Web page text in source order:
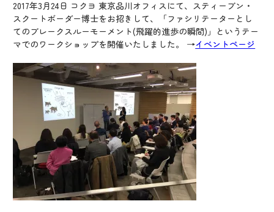
2017年3月24日 コクヨ 東京品川オフィスにて、スティーブン・
スクートボーダー博士をお招きして、「ファシリテーターとし
てのブレークスルーモーメント(飛躍的進歩の瞬間)」というテー
マでのワークショップを開催いたしました。 →イベントページ